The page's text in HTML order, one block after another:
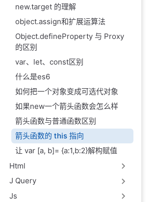
new.target 的理解
object.assign和扩展运算法
Object.defineProperty 与 Proxy
的区别
var、let、const区别
什么是es6
如何把一个对象变成可选代对象
如果new一个箭头函数会怎么样
箭头函数与普通函数区别
箭头函数的 this 指向
让 var [a, b]= {a:1,b:2}解构赋值
Html
J Query
Js